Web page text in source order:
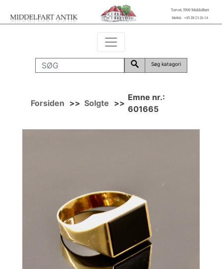
Søg katagori
Forsiden >> Solgte >>
Emne nr.:
601665